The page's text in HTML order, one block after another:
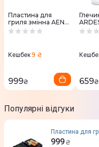
Пластина для
гриля змінна AENO
EG1
Кешбек9 ₴
999₴ 659₴
Популярні відгуки
Пластина для
999 ₴